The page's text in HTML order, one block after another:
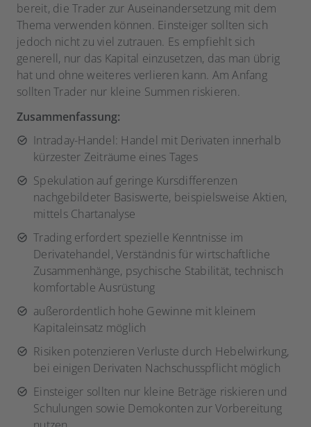
bereit, die Trader zur Auseinandersetzung mit dem
Thema verwenden können. Einsteiger sollten sich
jedoch nicht zu viel zutrauen. Es empfiehlt sich
generell, nur das Kapital einzusetzen, das man übrig
hat und ohne weiteres verlieren kann. Am Anfang
sollten Trader nur kleine Summen riskieren.
Zusammenfassung:
Intraday-Handel: Handel mit Derivaten innerhalb
kürzester Zeiträume eines Tages
Spekulation auf geringe Kursdifferenzen
nachgebildeter Basiswerte, beispielsweise Aktien,
mittels Chartanalyse
Trading erfordert spezielle Kenntnisse im
Derivatehandel, Verständnis für wirtschaftliche
Zusammenhänge, psychische Stabilität, technisch
komfortable Ausrüstung
außerordentlich hohe Gewinne mit kleinem
Kapitaleinsatz möglich
Risiken potenzieren Verluste durch Hebelwirkung,
bei einigen Derivaten Nachschusspflicht möglich
Einsteiger sollten nur kleine Beträge riskieren und
Schulungen sowie Demokonten zur Vorbereitung